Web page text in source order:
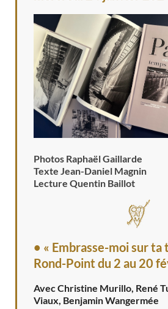
Photos Raphaël Gaillarde
Texte Jean-Daniel Magnin
Lecture Quentin Baillot
• « Embrasse-moi sur ta
Rond-Point du 2 au 20
Avec Christine Murillo, René
Viaux, Benjamin Wangermée